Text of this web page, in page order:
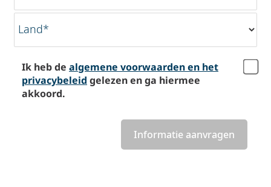
Land*
Ik heb de algemene voorwaarden en het
privacybeleid gelezen en ga hiermee
akkoord.
Informatie aanvragen